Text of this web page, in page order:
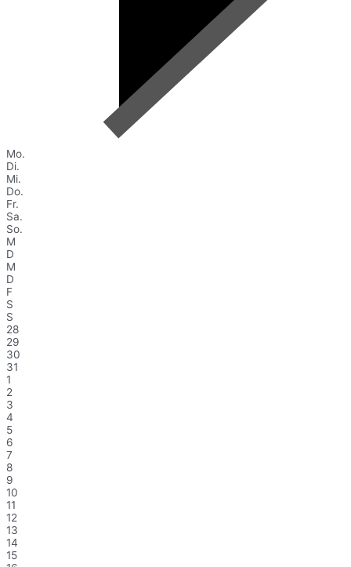
Mo.
Di.
Mi.
Do.
Fr.
Sa.
So.
M
D
M
D
F
S
S
28
29
30
31
1
2
3
4
5
6
7
8
9
10
11
12
13
14
15